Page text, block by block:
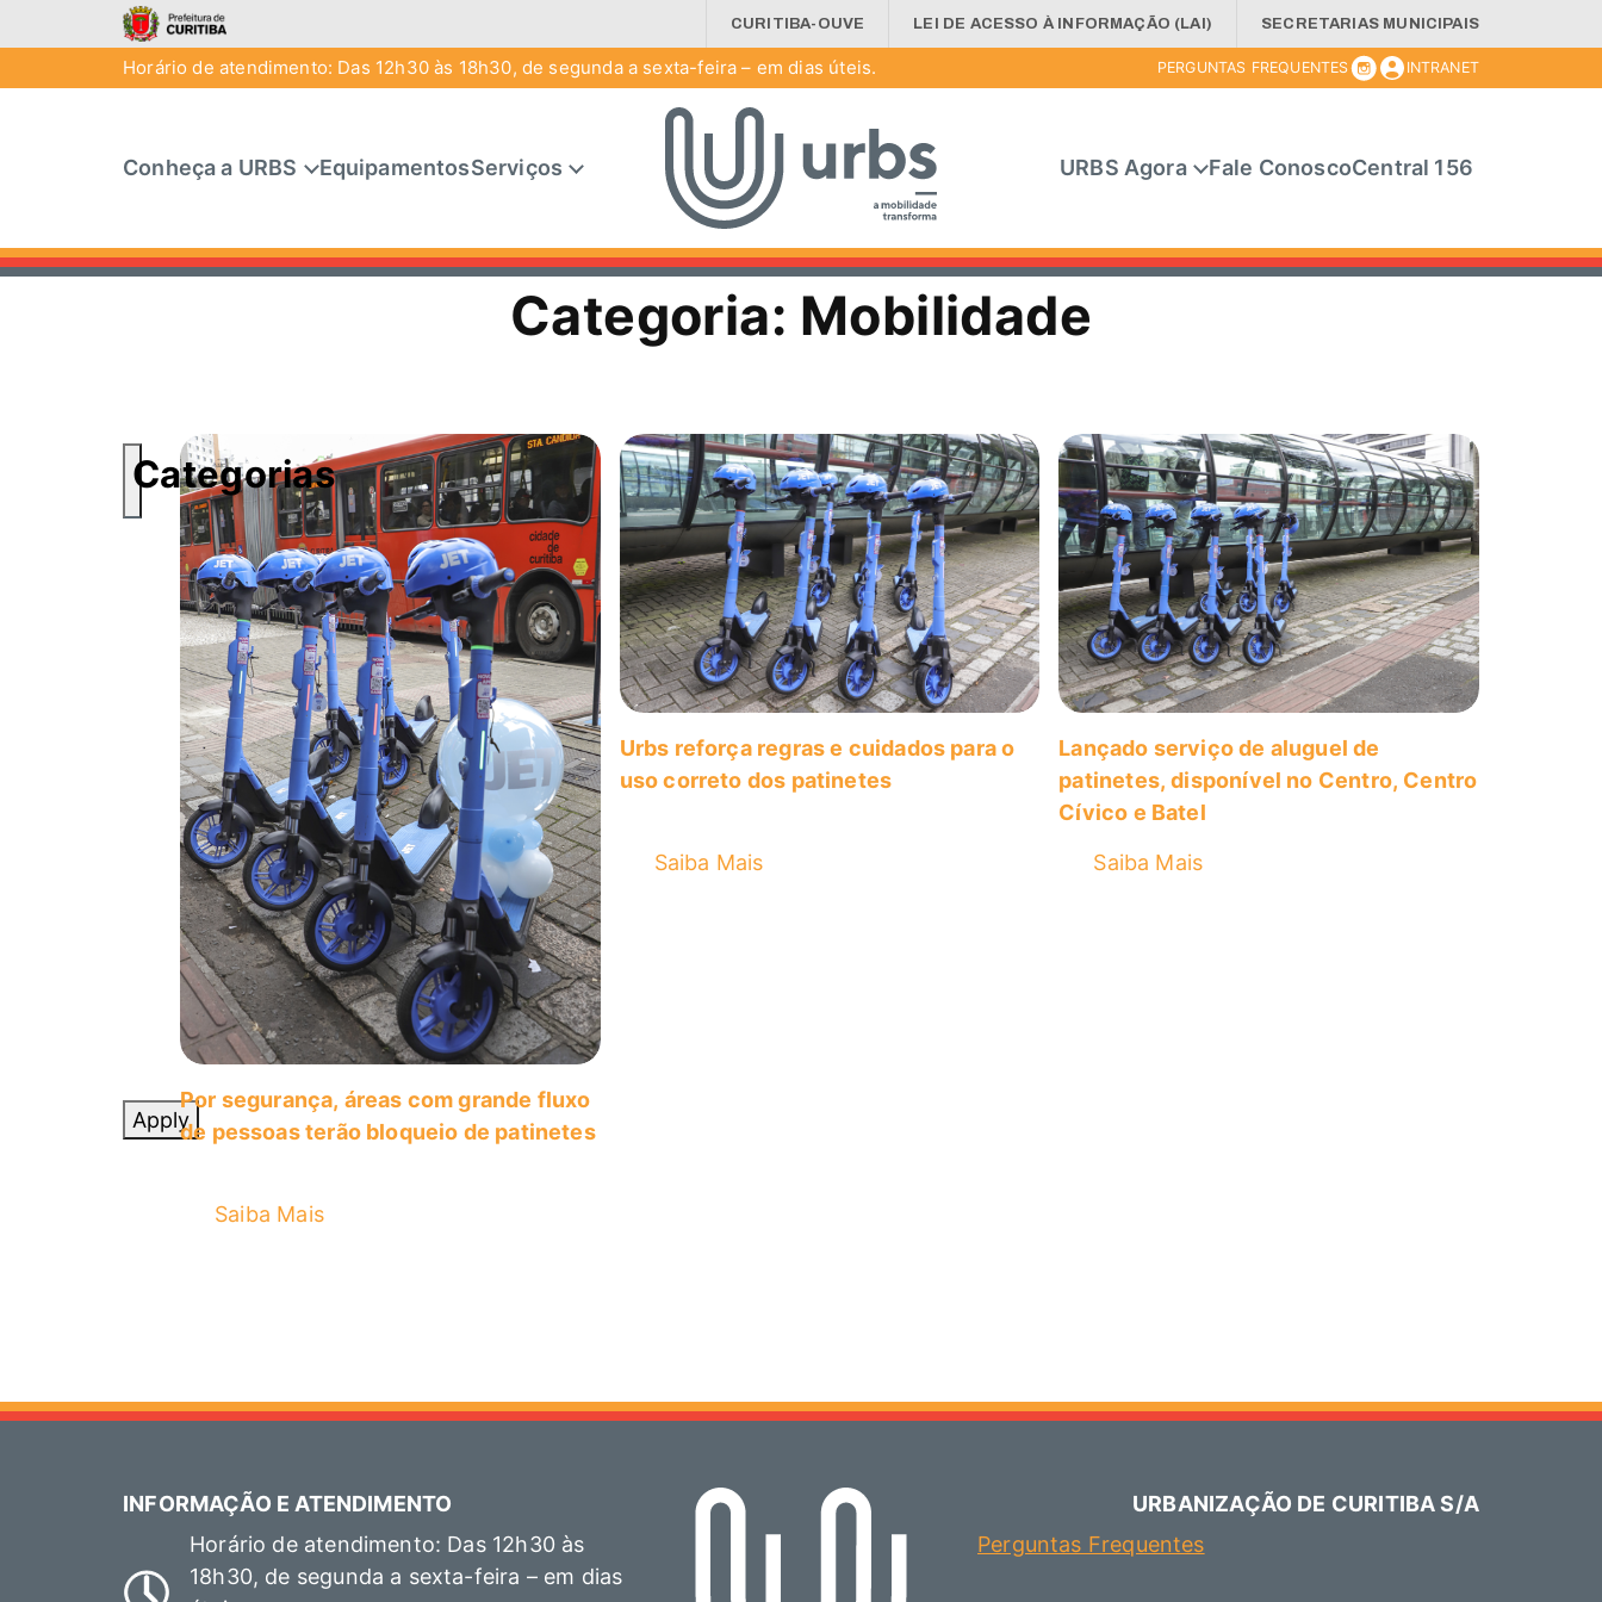
CURITIBA-OUVE LEI DE ACESSO À INFORMAÇÃO (LAI) SECRETARIAS MUNICIPAIS
Horário de atendimento: Das 12h30 às 18h30, de segunda a sexta-feira – em dias úteis. PERGUNTAS FREQUENTES INTRANET
Conheça a URBS EquipamentosServiços URBS Agora Fale ConoscoCentral 156
Categoria: Mobilidade
Categorias
Aplicativos
Boca do Brilho
Eventos
Mobilidade
Outros
Rodoviária
Sustentabilidade
Transporte Coletivo
Transporte Escolar
Uncategorized
Apply
Por segurança, áreas com grande fluxo
de pessoas terão bloqueio de patinetes
Saiba Mais
Urbs reforça regras e cuidados para o
uso correto dos patinetes
Saiba Mais
Lançado serviço de aluguel de
patinetes, disponível no Centro, Centro
Cívico e Batel
Saiba Mais
INFORMAÇÃO E ATENDIMENTO
Horário de atendimento: Das 12h30 às
18h30, de segunda a sexta-feira – em dias
URBANIZAÇÃO DE CURITIBA S/A
Perguntas Frequentes